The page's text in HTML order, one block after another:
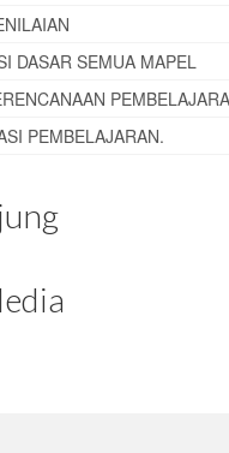
DASAR SEMUA MAPEL
PEMBELAJARAN.